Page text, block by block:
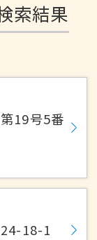
索結果
19号5番
18-1